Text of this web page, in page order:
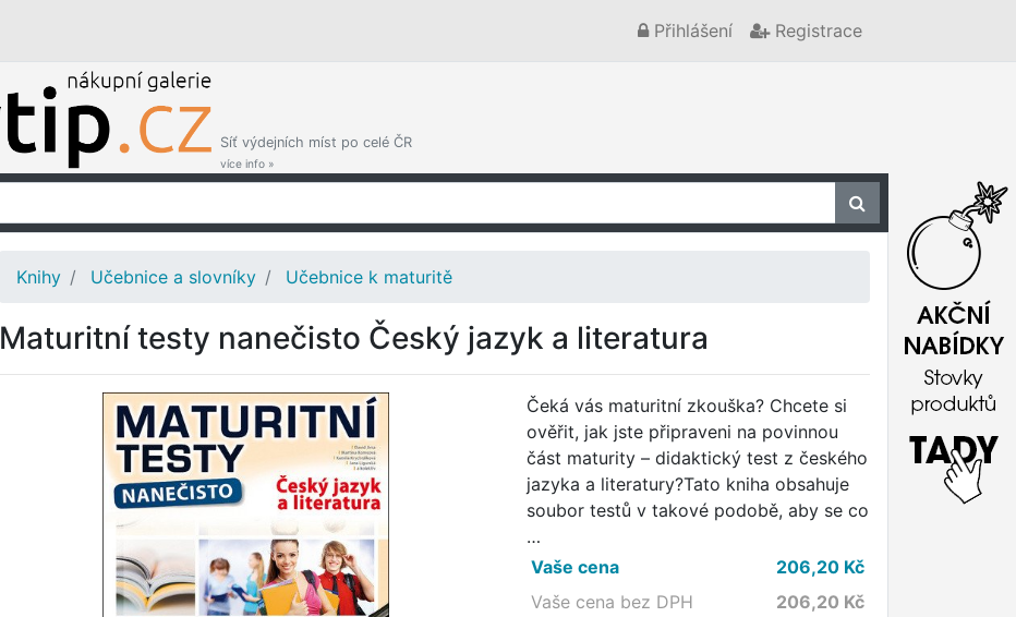
Přihlášení Registrace
Síť výdejních míst po celé ČR
více info »
Knihy Učebnice a slovníky Učebnice k maturitě
Maturitní testy nanečisto Český jazyk a literatura
Čeká vás maturitní zkouška? Chcete si
ověřit, jak jste připraveni na povinnou
část maturity – didaktický test z českého
jazyka a literatury?Tato kniha obsahuje
soubor testů v takové podobě, aby se co
…
Vaše cena
206,20Kč
Vaše cena bez DPH
206,20 Kč